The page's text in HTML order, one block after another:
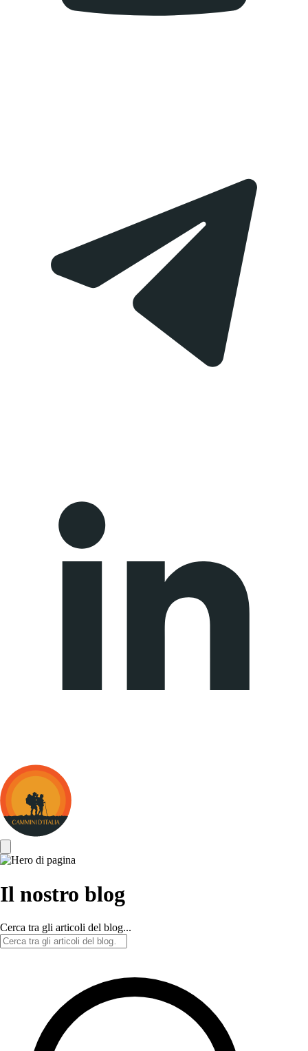
Cammini
d&#039;Italia
Il nostro blog
Cerca tra gli articoli del blog...